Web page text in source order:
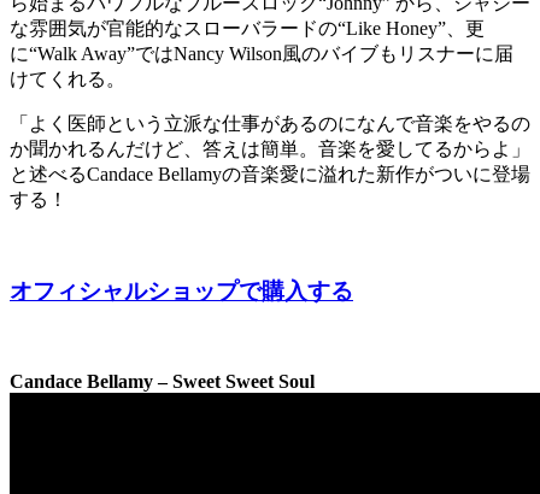
な雰囲気が官能的なスローバラードの“Like Honey”、更
に“Walk Away”ではNancy Wilson風のバイブもリスナーに届
けてくれる。
「よく医師という立派な仕事があるのになんで音楽をやるの
か聞かれるんだけど、答えは簡単。音楽を愛してるからよ」
と述べるCandace Bellamyの音楽愛に溢れた新作がついに登場
する！
オフィシャルショップで購入する
Candace Bellamy – Sweet Sweet Soul